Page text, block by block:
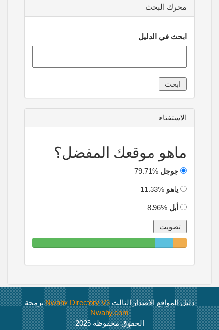
محرك البحث
ابحث في الدليل
الاستفتاء
ماهو موقعك المفضل؟
جوجل
ياهو
أبل
دليل المواقع الاصدار الثالثNwahy Directory V3برمجة
Nwahy.com
الحقوق محفوظة 2026